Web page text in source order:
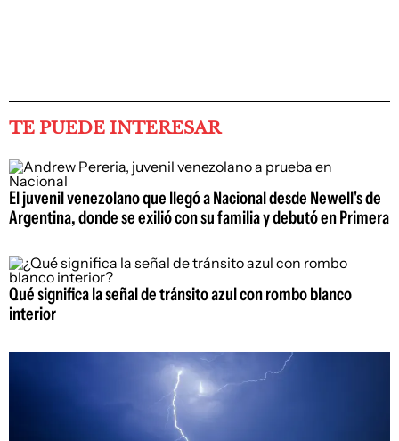
TE PUEDE INTERESAR
El juvenil venezolano que llegó a Nacional desde Newell's de
Argentina, donde se exilió con su familia y debutó en Primera
Qué significa la señal de tránsito azul con rombo blanco
interior